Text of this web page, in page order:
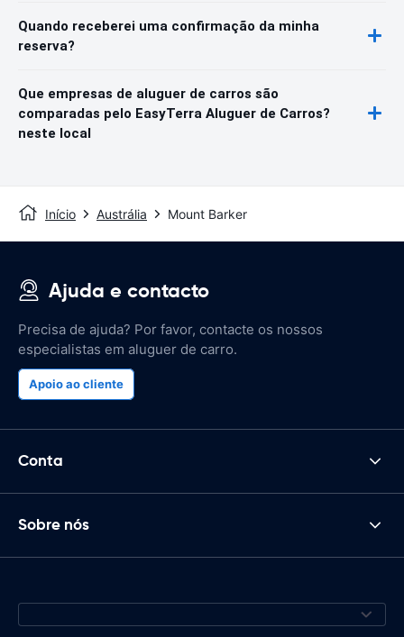
Quando receberei uma confirmação da minha
reserva?
Que empresas de aluguer de carros são
comparadas pelo EasyTerra Aluguer de Carros?
neste local
Início Austrália Mount Barker
Ajuda e contacto
Precisa de ajuda? Por favor, contacte os nossos
especialistas em aluguer de carro.
Apoio ao cliente
Conta
Sobre nós